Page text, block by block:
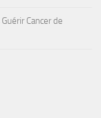
Guérir Cancer de